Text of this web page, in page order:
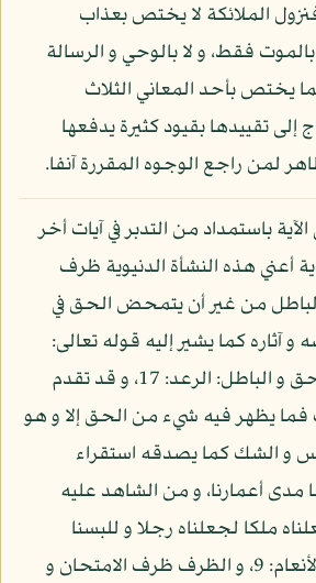
الملائكة لا يختص بعذاب
فقط، و لا بالوحي و الرسالة
يختص بأحد المعاني الثلاث
تقييدها بقيود كثيرة يدفعها
لمن راجع الوجوه المقررة آنفا.
باستمداد من التدبر في آيات أخر
أعني هذه النشأة الدنيوية ظرف
من غير أن يتمحض الحق في
آثاره كما يشير إليه قوله تعالى:
«كذلك يضرب الله الحق و الباطل: الرعد: 17، و قد تقدم
يظهر فيه شيء من الحق إلا و هو
و الشك كما يصدقه استقراء
مدى أعمارنا، و من الشاهد عليه
ملكا لجعلناه رجلا و للبسنا
عليهم ما يلبسون»: الأنعام: 9، و الظرف ظرف الامتحان و